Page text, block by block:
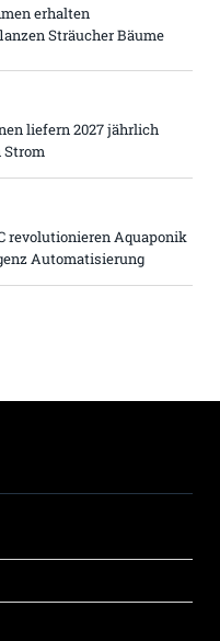
erhalten
Sträucher Bäume
liefern 2027 jährlich
Strom
revolutionieren Aquaponik
Automatisierung